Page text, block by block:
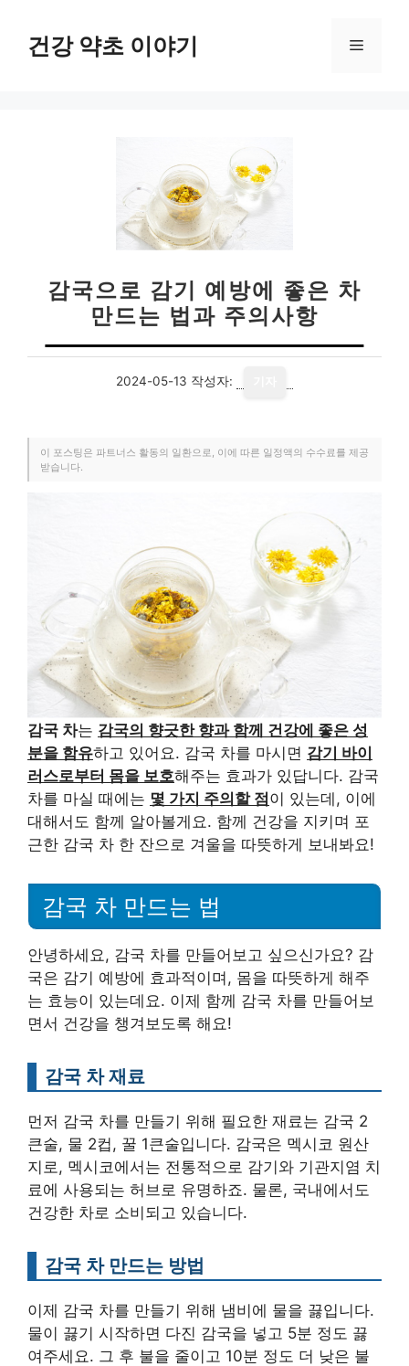
건강 약초 이야기 메
감국으로 감기 예방에 좋은 차
만드는 법과 주의사항
2024-05-13 작성자:
이 포스팅은 파트너스 활동의 일환으로, 이에 따른 일정액의 수수료를 제공
받습니다.
감국 차는 감국의 향긋한 향과 함께 건강에 좋은 성
분을 함유하고 있어요. 감국 차를 마시면 감기 바이
러스로부터 몸을 보호해주는 효과가 있답니다. 감국
차를 마실 때에는 몇 가지 주의할 점이 있는데, 이에
대해서도 함께 알아볼게요. 함께 건강을 지키며 포
근한 감국 차 한 잔으로 겨울을 따뜻하게 보내봐요!
감국 차 만드는 법
안녕하세요, 감국 차를 만들어보고 싶으신가요? 감
국은 감기 예방에 효과적이며, 몸을 따뜻하게 해주
는 효능이 있는데요. 이제 함께 감국 차를 만들어보
면서 건강을 챙겨보도록 해요!
감국 차 재료
먼저 감국 차를 만들기 위해 필요한 재료는 감국 2
큰술, 물 2컵, 꿀 1큰술입니다. 감국은 멕시코 원산
지로, 멕시코에서는 전통적으로 감기와 기관지염 치
료에 사용되는 허브로 유명하죠. 물론, 국내에서도
건강한 차로 소비되고 있습니다.
감국 차 만드는 방법
이제 감국 차를 만들기 위해 냄비에 물을 끓입니다.
물이 끓기 시작하면 다진 감국을 넣고 5분 정도 끓
여주세요. 그 후 불을 줄이고 10분 정도 더 낮은 불